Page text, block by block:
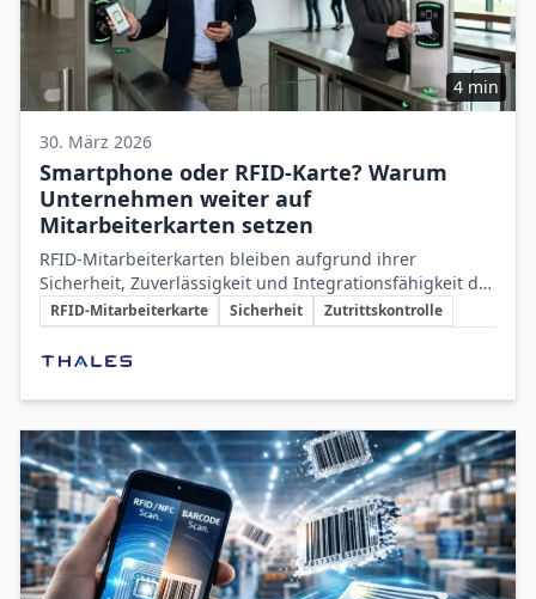
4 min
30. März 2026
Smartphone oder RFID-Karte? Warum
Unternehmen weiter auf
Mitarbeiterkarten setzen
RFID-Mitarbeiterkarten bleiben aufgrund ihrer
Sicherheit, Zuverlässigkeit und Integrationsfähigkeit das
stabile Fundament der Unternehmenszugangskontrolle,
während Smartphones ergänzend eingesetzt werden.
Schlüsselthemen
RFID-Mitarbeiterkarte Sicherheit Zutrittskontrolle
Beteiligte Unternehmen